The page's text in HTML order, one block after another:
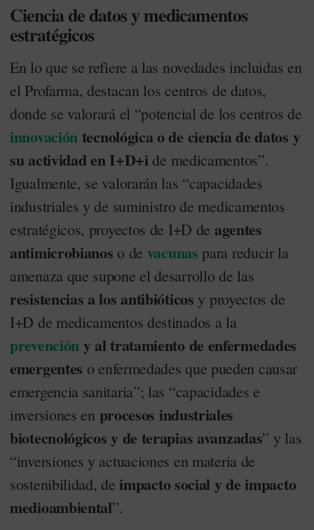
Ciencia de datos y medicamentos
estratégicos
En lo que se refiere a las novedades incluidas en
el Profarma, destacan los centros de datos,
donde se valorará el “potencial de los centros de
innovacióntecnológica o de ciencia de datos y
su actividad en I+D+i de medicamentos”.
Igualmente, se valorarán las “capacidades
industriales y de suministro de medicamentos
estratégicos, proyectos de I+D de agentes
antimicrobianos o de vacunas para reducir la
amenaza que supone el desarrollo de las
resistencias a los antibióticos y proyectos de
I+D de medicamentos destinados a la
prevencióny al tratamiento de enfermedades
emergentes o enfermedades que pueden causar
emergencia sanitaria”; las “capacidades e
inversiones en procesos industriales
biotecnológicos y de terapias avanzadas” y las
“inversiones y actuaciones en materia de
sostenibilidad, deimpacto social y de impacto
medioambiental”.